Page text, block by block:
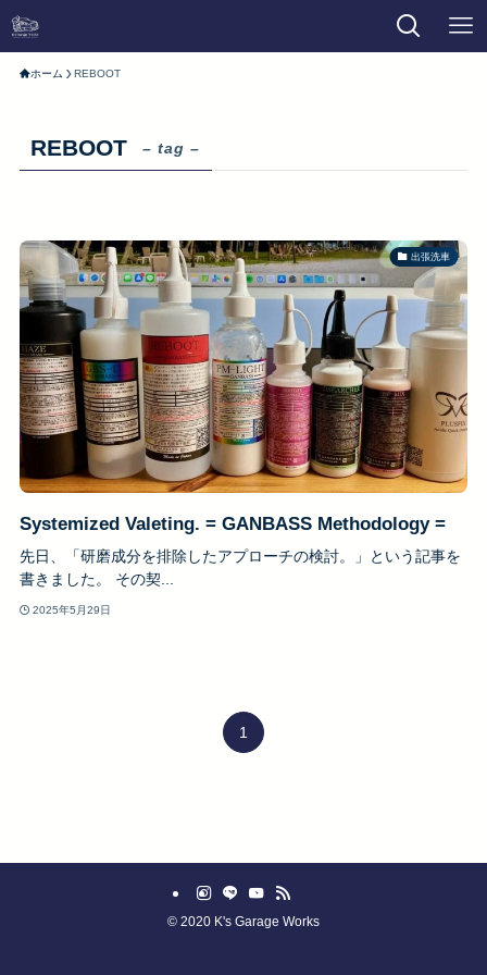
ホーム REBOOT
REBOOT – tag –
出張洗車
Systemized Valeting. = GANBASS Methodology =
先日、「研磨成分を排除したアプローチの検討。」という記事を
書きました。 その契...
2025年5月29日
1
© 2020 K's Garage Works